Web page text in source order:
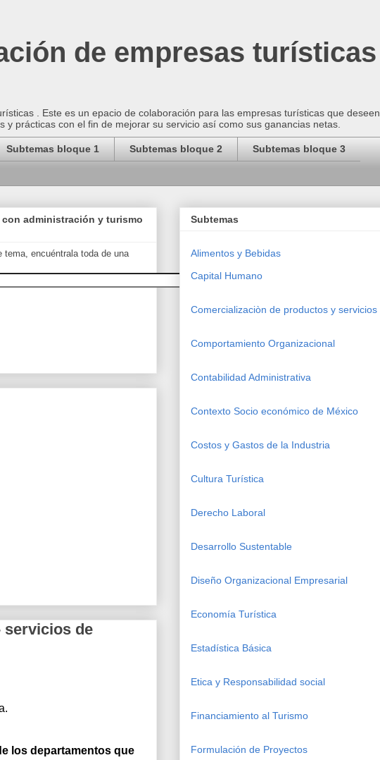
de empresas turísticas
. Este es un epacio de colaboración para las empresas turísticas que deseen
y prácticas con el fin de mejorar su servicio así como sus ganancias netas.
Subtemas bloque 1 Subtemas bloque 2 Subtemas bloque 3
administración y turismo
tema, encuéntrala toda de una
servicios de
los departamentos que
Subtemas
Alimentos y Bebidas
Capital Humano
Comercializaciòn de productos y servicios
Comportamiento Organizacional
Contabilidad Administrativa
Contexto Socio económico de México
Costos y Gastos de la Industria
Cultura Turística
Derecho Laboral
Desarrollo Sustentable
Diseño Organizacional Empresarial
Economía Turística
Estadística Básica
Etica y Responsabilidad social
Financiamiento al Turismo
Formulación de Proyectos